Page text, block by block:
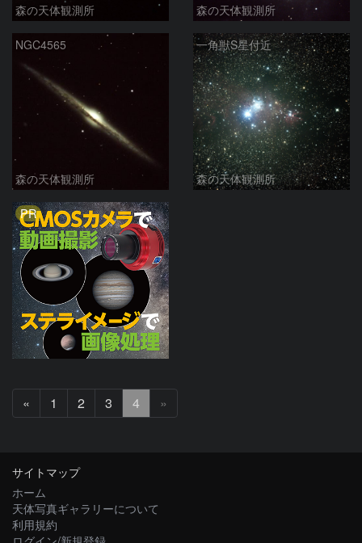
森の天体観測所 森の天体観測所
NGC4565
森の天体観測所
一角獣S星付近
森の天体観測所
PR
«
へ
1 2 3 4 »
サイトマップ
ホーム
天体写真ギャラリーについて
利用規約